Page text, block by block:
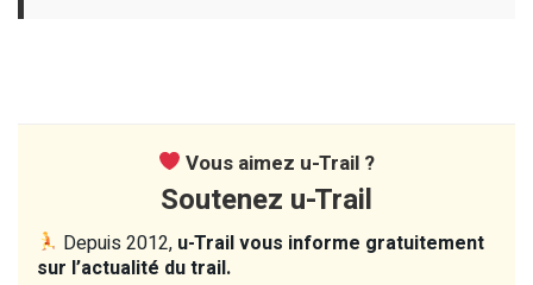
Vous aimez u-Trail ?
Soutenez u-Trail
Depuis 2012, u-Trail vous informe gratuitement
sur l’actualité du trail.